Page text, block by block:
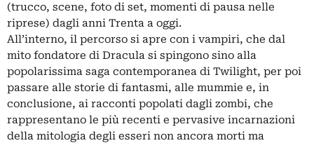
(trucco, scene, foto di set, momenti di pausa nelle
riprese) dagli anni Trenta a oggi.
All’interno, il percorso si apre con i vampiri, che dal
mito fondatore di Dracula si spingono sino alla
popolarissima saga contemporanea di Twilight, per poi
passare alle storie di fantasmi, alle mummie e, in
conclusione, ai racconti popolati dagli zombi, che
rappresentano le più recenti e pervasive incarnazioni
della mitologia degli esseri non ancora morti ma